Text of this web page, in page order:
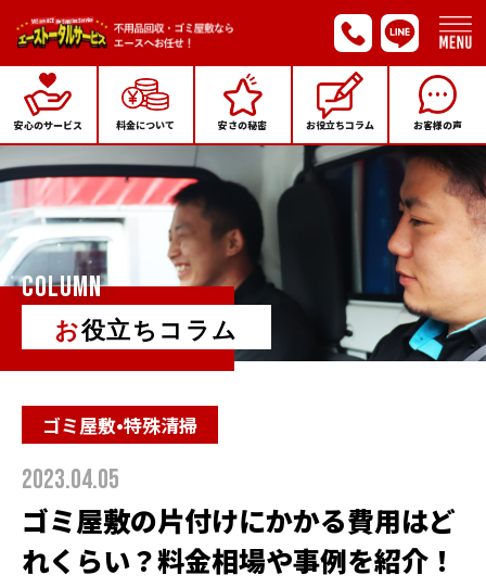
安心のサービス 料金について 安さの秘密 お役立ちコラム お客様の声
COLUMN
お役立ちコラム
ゴミ屋敷•特殊清掃
2023.04.05
ゴミ屋敷の片付けにかかる費用はど
れくらい？料金相場や事例を紹介！